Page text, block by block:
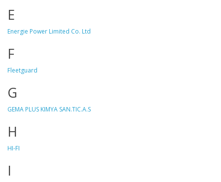
E
Energie Power Limited Co. Ltd
F
Fleetguard
G
GEMA PLUS KIMYA SAN.TIC.A.S
H
HI-FI
I